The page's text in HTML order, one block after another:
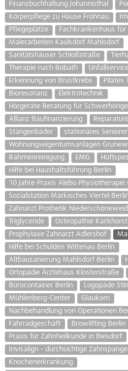
Finanzbuchhaltung Johannisthal
Körperpflege zu Hause Frohnau
Pflegeplätze
Fachkrankenhaus für
Malerarbeiten Kaulsdorf Mahlsdorf
Sanitätshäuser Schloßstraße
Therapie nach Bobath
Erkennung von Brustkrebs
Pilates
Bioresonanz
Elektrotechnik
Hörgeräte Beratung für Schwerhörige
Allianz Baufinanzierung
Stangenbäder
stationäres
Wohnungseigentumsanlagen
Rahmenreinigung
EMG
Hilfe bei Haushaltsführung Berlin
10 Jahre Praxis Alebo
Sozialstation Märkisches Viertel
Zahnarzt Prothetik
Triglyceride
Osteopathie Karlshorst
Prophylaxe Zahnarzt Adlershof
Hilfe bei Schulden Wittenau Berlin
Altbausanierung Mahlsdorf Berlin
Ortopädie Ärztehaus Klosterstraße
Bürocontainer Berlin
Logopäde
Mühlenberg-Center
Glaukom
Nachbehandlung von Operationen
Fahrradgeschäft
Browlifting Berlin
Praxis für Zahnheilkunde in Biesdorf
Invisalign - durchsichtige
Knochenerkrankung